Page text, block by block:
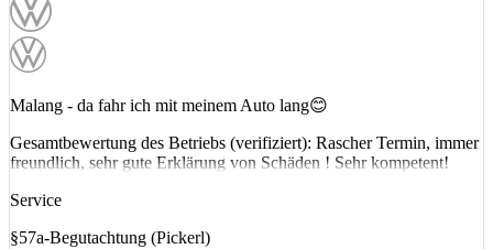
Malang - da fahr ich mit meinem Auto lang😊
Gesamtbewertung des Betriebs (verifiziert): Rascher Termin, immer
freundlich, sehr gute Erklärung von Schäden ! Sehr kompetent!
Service
§57a-Begutachtung (Pickerl)